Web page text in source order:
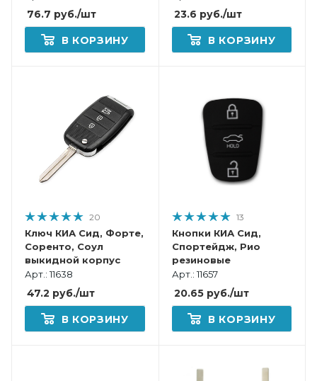
Каренс, Венга смарт
корпус
76.7 руб./шт
В КОРЗИНУ
23.6 руб./шт
В КОРЗИНУ
20
Ключ КИА Сид, Форте,
Соренто, Соул
выкидной корпус
Арт.: 11638
47.2 руб./шт
В КОРЗИНУ
13
Кнопки КИА Сид,
Спортейдж, Рио
резиновые
Арт.: 11657
20.65руб./шт
В КОРЗИНУ